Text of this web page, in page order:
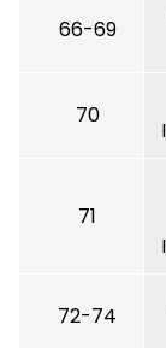
66-69
70
71
72-74